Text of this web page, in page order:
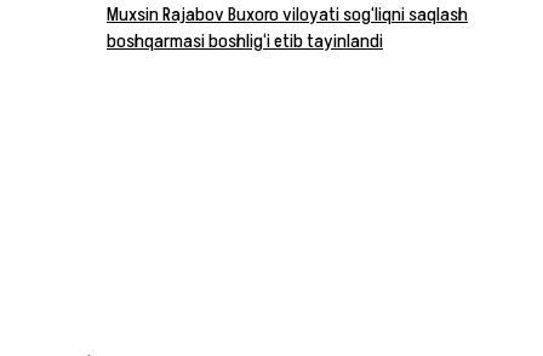
Muxsin Rajabov Buxoro viloyati sog‘liqni saqlash
boshqarmasi boshlig‘i etib tayinlandi